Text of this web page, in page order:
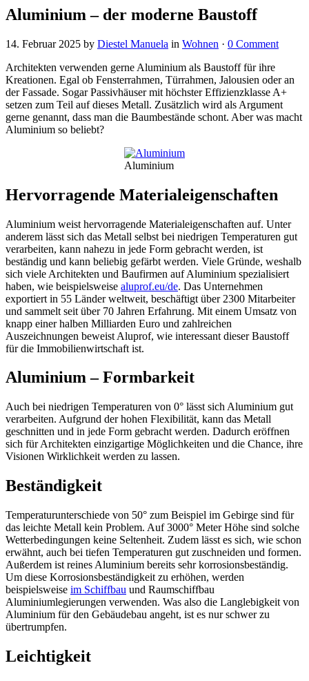
Aluminium – der moderne Baustoff
14. Februar 2025 by Diestel Manuela in Wohnen · 0 Comment
Architekten verwenden gerne Aluminium als Baustoff für ihre
Kreationen. Egal ob Fensterrahmen, Türrahmen, Jalousien oder an
der Fassade. Sogar Passivhäuser mit höchster Effizienzklasse A+
setzen zum Teil auf dieses Metall. Zusätzlich wird als Argument
gerne genannt, dass man die Baumbestände schont. Aber was macht
Aluminium so beliebt?
Aluminium
Hervorragende Materialeigenschaften
Aluminium weist hervorragende Materialeigenschaften auf. Unter
anderem lässt sich das Metall selbst bei niedrigen Temperaturen gut
verarbeiten, kann nahezu in jede Form gebracht werden, ist
beständig und kann beliebig gefärbt werden. Viele Gründe, weshalb
sich viele Architekten und Baufirmen auf Aluminium spezialisiert
haben, wie beispielsweise aluprof.eu/de. Das Unternehmen
exportiert in 55 Länder weltweit, beschäftigt über 2300 Mitarbeiter
und sammelt seit über 70 Jahren Erfahrung. Mit einem Umsatz von
knapp einer halben Milliarden Euro und zahlreichen
Auszeichnungen beweist Aluprof, wie interessant dieser Baustoff
für die Immobilienwirtschaft ist.
Aluminium – Formbarkeit
Auch bei niedrigen Temperaturen von 0° lässt sich Aluminium gut
verarbeiten. Aufgrund der hohen Flexibilität, kann das Metall
geschnitten und in jede Form gebracht werden. Dadurch eröffnen
sich für Architekten einzigartige Möglichkeiten und die Chance, ihre
Visionen Wirklichkeit werden zu lassen.
Beständigkeit
Temperaturunterschiede von 50° zum Beispiel im Gebirge sind für
das leichte Metall kein Problem. Auf 3000° Meter Höhe sind solche
Wetterbedingungen keine Seltenheit. Zudem lässt es sich, wie schon
erwähnt, auch bei tiefen Temperaturen gut zuschneiden und formen.
Außerdem ist reines Aluminium bereits sehr korrosionsbeständig.
Um diese Korrosionsbeständigkeit zu erhöhen, werden
beispielsweise im Schiffbau und Raumschiffbau
Aluminiumlegierungen verwenden. Was also die Langlebigkeit von
Aluminium für den Gebäudebau angeht, ist es nur schwer zu
übertrumpfen.
Leichtigkeit